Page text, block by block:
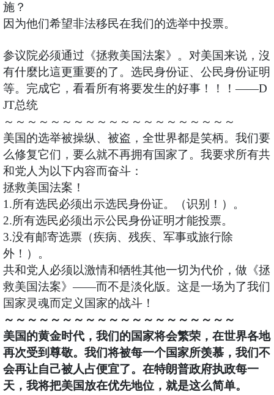
施？
因为他们希望非法移民在我们的选举中投票。
参议院必须通过《拯救美国法案》。对美国来说，沒
有什麼比這更重要的了。选民身份证、公民身份证明
等。完成它，看看所有将要发生的好事！！！——D
JT总统
～～～～～～～～～～～～～～～～～～～～
美国的选举被操纵、被盗，全世界都是笑柄。我们要
么修复它们，要么就不再拥有国家了。我要求所有共
和党人为以下内容而奋斗：
拯救美国法案！
1.所有选民必须出示选民身份证。（识别！）。
2.所有选民必须出示公民身份证明才能投票。
3.没有邮寄选票（疾病、残疾、军事或旅行除
外！）。
共和党人必须以激情和牺牲其他一切为代价，做《拯
救美国法案》——而不是淡化版。这是一场为了我们
国家灵魂而定义国家的战斗！
～～～～～～～～～～～～～～～～～～～～
美国的黄金时代，我们的国家将会繁荣，在世界各地
再次受到尊敬。我们将被每一个国家所羡慕，我们不
会再让自己被人占便宜了。在特朗普政府执政每一
天，我将把美国放在优先地位，就是这么简单。